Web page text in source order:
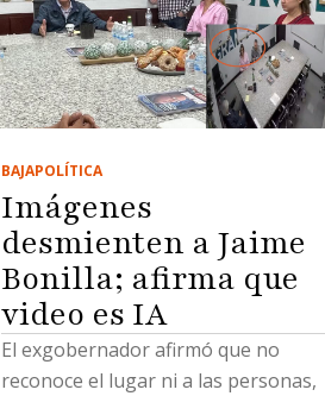
BAJAPOLÍTICA
Imágenes
desmienten a Jaime
Bonilla; afirma que
video es IA
El exgobernador afirmó que no
reconoce el lugar ni a las personas,